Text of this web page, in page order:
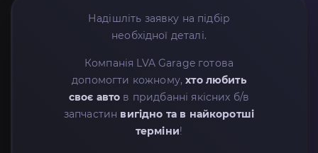
Надішліть заявку на підбір
необхідної деталі.
Компанія LVA Garage готова
допомогти кожному,хто любить
своє авто в придбанні якісних б/в
запчастин вигідно та в найкоротші
терміни!